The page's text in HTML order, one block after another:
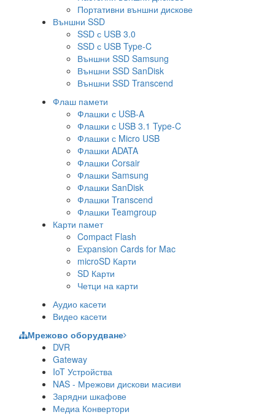
Портативни външни дискове
Външни SSD
SSD с USB 3.0
SSD с USB Type-C
Външни SSD Samsung
Външни SSD SanDisk
Външни SSD Transcend
Флаш памети
Флашки с USB-A
Флашки с USB 3.1 Type-C
Флашки с Micro USB
Флашки ADATA
Флашки Corsair
Флашки Samsung
Флашки SanDisk
Флашки Transcend
Флашки Teamgroup
Карти памет
Compact Flash
Expansion Cards for Mac
microSD Карти
SD Карти
Четци на карти
Аудио касети
Видео касети
Мрежово оборудване
DVR
Gateway
IoT Устройства
NAS - Мрежови дискови масиви
Зарядни шкафове
Медиа Конвертори